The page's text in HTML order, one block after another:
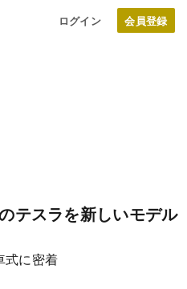
ログイン
テスラを新しいモデル
式に密着